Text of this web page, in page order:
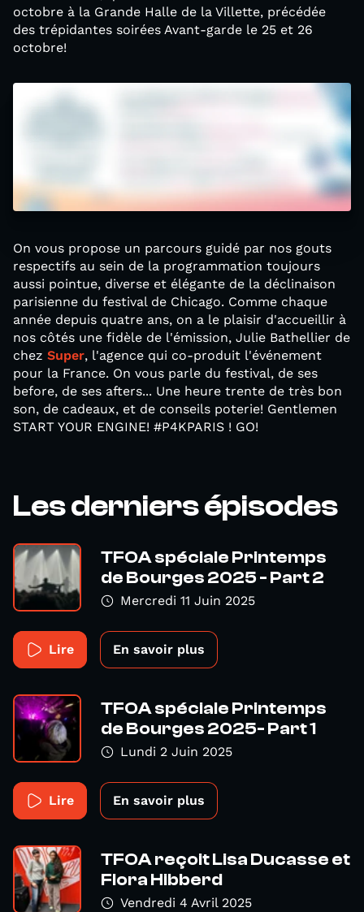
octobre à la Grande Halle de la Villette, précédée
des trépidantes soirées Avant-garde le 25 et 26
octobre!
On vous propose un parcours guidé par nos gouts
respectifs au sein de la programmation toujours
aussi pointue, diverse et élégante de la déclinaison
parisienne du festival de Chicago. Comme chaque
année depuis quatre ans, on a le plaisir d'accueillir à
nos côtés une fidèle de l'émission, Julie Bathellier de
chez Super, l'agence qui co-produit l'événement
pour la France. On vous parle du festival, de ses
before, de ses afters... Une heure trente de très bon
son, de cadeaux, et de conseils poterie! Gentlemen
START YOUR ENGINE! #P4KPARIS ! GO!
Les derniers épisodes
TFOA spéciale Printemps
de Bourges 2025 - Part 2
Mercredi 11 Juin 2025
Lire En savoir plus
TFOA spéciale Printemps
de Bourges 2025- Part 1
Lundi 2 Juin 2025
Lire En savoir plus
TFOA reçoit Lisa Ducasse et
Flora Hibberd
Vendredi 4 Avril 2025